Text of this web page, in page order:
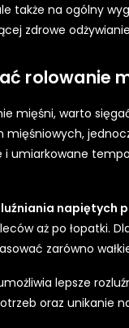
także na ogólny
zdrowe
rolowanie
mięśni, warto
umiarkowane
napiętych
aż po łopatki.
zarówno
lepsze
oraz unikanie